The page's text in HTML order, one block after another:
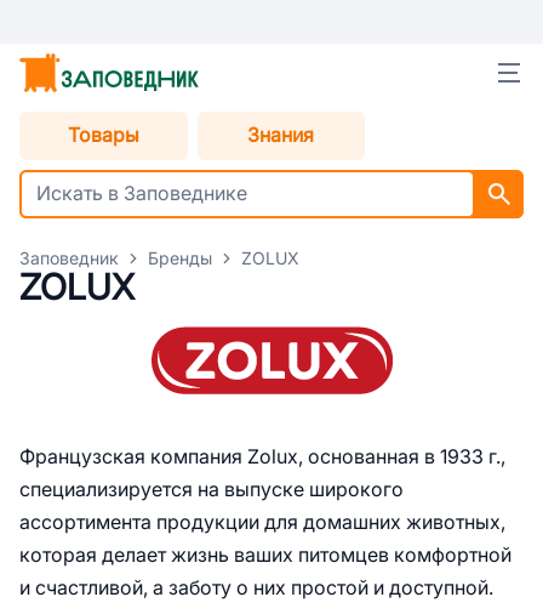
Товары Знания
Заповедник Бренды ZOLUX
ZOLUX
Французская компания Zolux, основанная в 1933 г.,
специализируется на выпуске широкого
ассортимента продукции для домашних животных,
которая делает жизнь ваших питомцев комфортной
и счастливой, а заботу о них простой и доступной.